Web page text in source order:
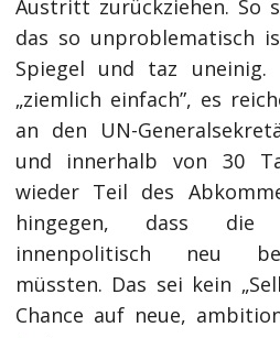
Austritt zurückziehen. So
das so unproblematisch
Spiegel und taz
„ziemlich einfach”, es
an den UN-
und innerhalb von 30
wieder Teil des
hingegen, dass die
innenpolitisch neu
müssten. Das sei kein
Chance auf neue,